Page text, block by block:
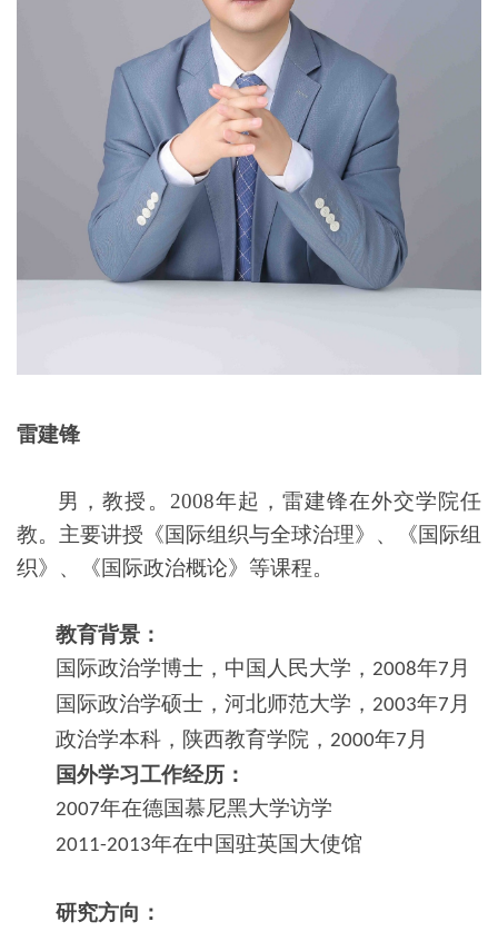
雷建锋
男 ，教授。2008年起，雷建锋在外交学院任
教。主要讲授《国际组织与全球治理》、《国际组
织》、《国际政治概论》等课程。
教育背景：
国际政治学博士，中国人民大学， 2008年7 月
国际政治学硕士，河北师范大学， 2003年7 月
政治学本科，陕西教育学院， 2000年7 月
国外学习工作经历：
2007年在德国慕尼黑大学访学
2011-2013年在中国驻英国大使馆
研究方向：